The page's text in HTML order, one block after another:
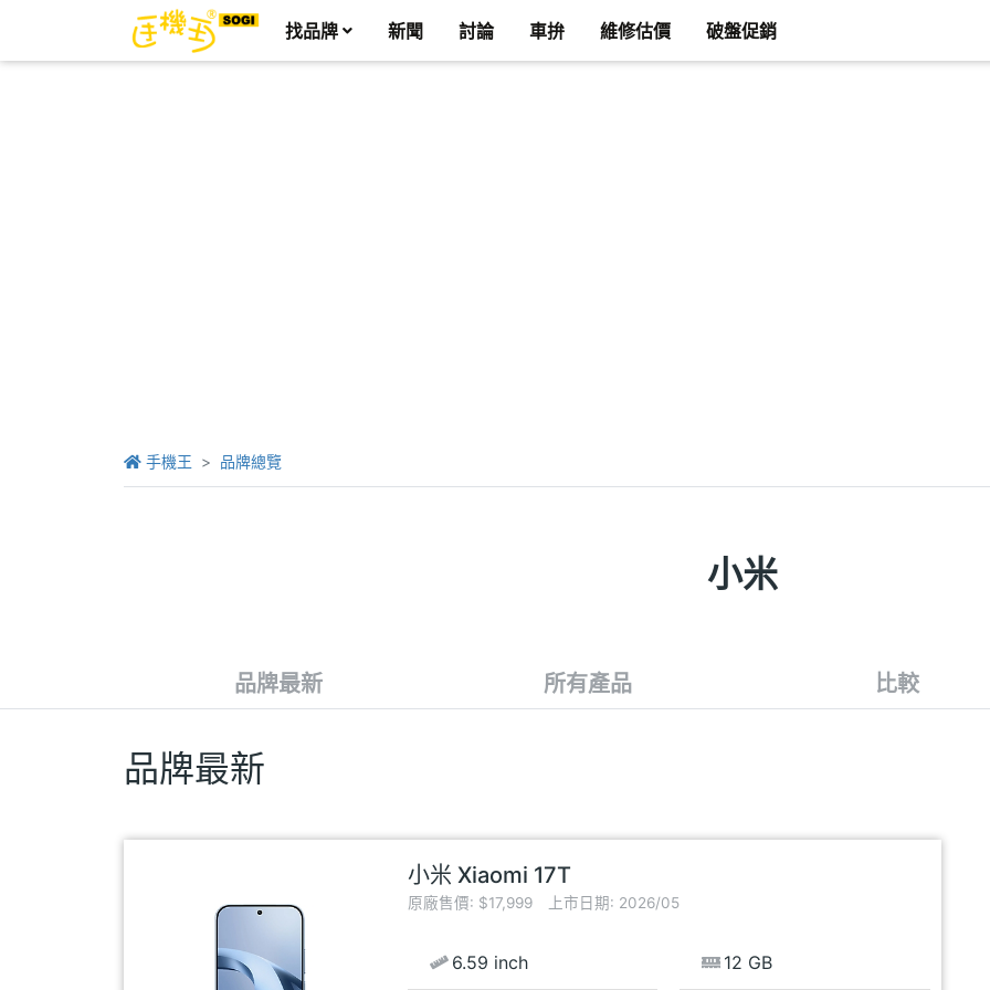
找品牌 新聞 討論 車拚 維修估價 破盤促銷
手機王 品牌總覽
小米
品牌最新 所有產品 比較
品牌最新
小米 Xiaomi 17T
原廠售價: $17,999 上市日期: 2026/05
6.59 inch 12 GB